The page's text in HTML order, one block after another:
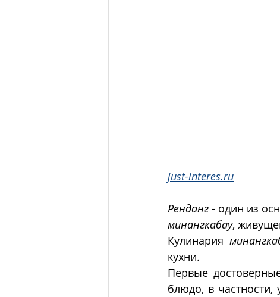
just-interes.ru
Ренданг
минангкабау,
Кулинария
кухни.
Первые
блюдо, в